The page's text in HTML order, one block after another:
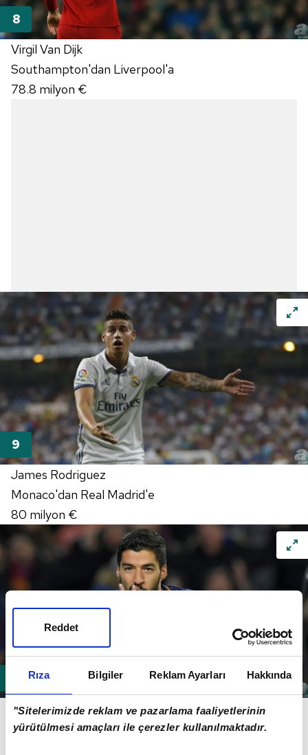
Rıza Bilgiler Reklam Ayarları Hakkında
"Sitelerimizde reklam ve pazarlama faaliyetlerinin
yürütülmesi amaçları ile çerezler kullanılmaktadır.
Reddet
Virgil Van Dijk
Southampton'dan Liverpool'a
78.8 milyon €
James Rodriguez
Monaco'dan Real Madrid'e
80 milyon €
Luis Suarez
Liverpool'dan Barcelona'ya